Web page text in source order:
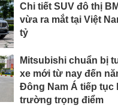
Chi tiết SUV đô thị
vừa ra mắt tại Việt
tỷ
Mitsubishi chuẩn bị
xe mới từ nay đến
Đông Nam Á tiếp tục
trường trọng điểm